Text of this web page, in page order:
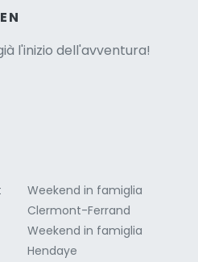
l'inizio dell'avventura!
Weekend in famiglia
Clermont-Ferrand
Weekend in famiglia
Hendaye